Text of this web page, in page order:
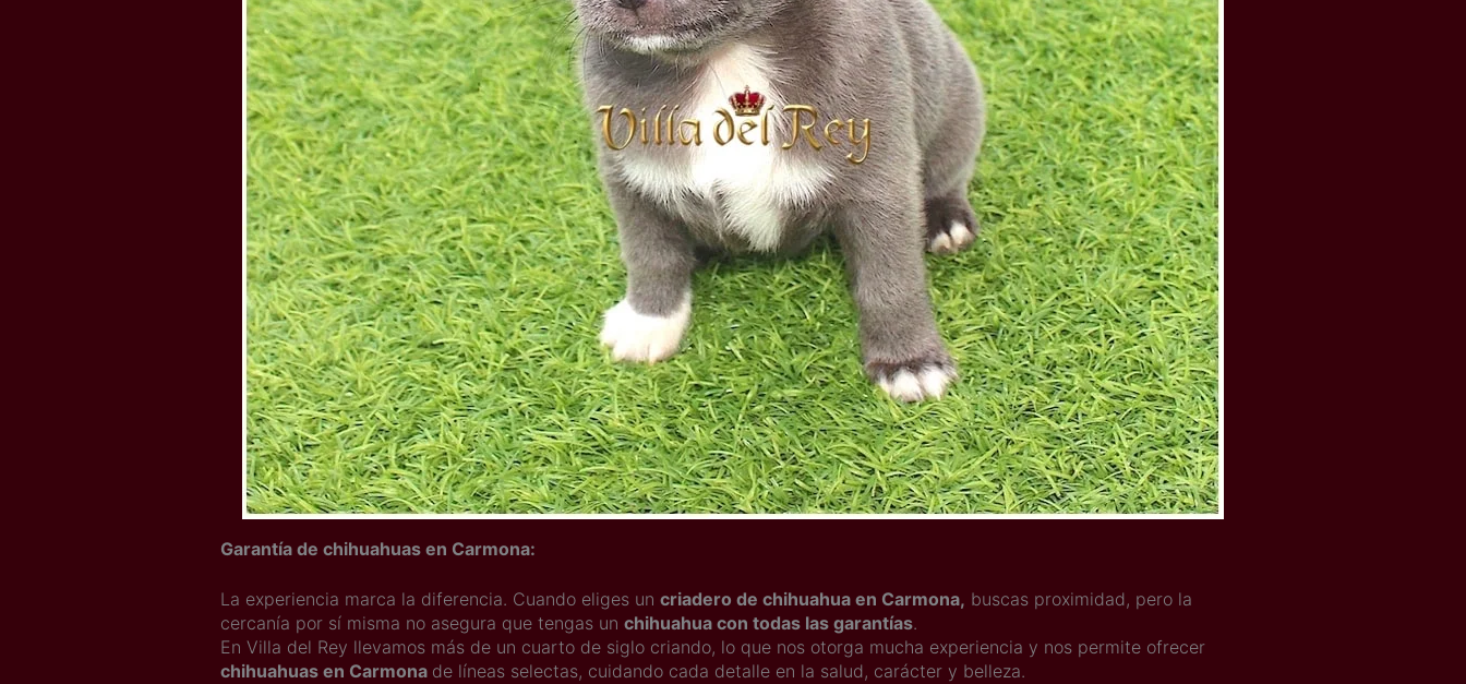
Garantía de chihuahuas en Carmona:
La experiencia marca la diferencia. Cuando eliges un criadero de chihuahua en Carmona, buscas proximidad, pero la
cercanía por sí misma no asegura que tengas un chihuahua con todas las garantías.
En Villa del Rey llevamos más de un cuarto de siglo criando, lo que nos otorga mucha experiencia y nos permite ofrecer
chihuahuas en Carmona de líneas selectas, cuidando cada detalle en la salud, carácter y belleza.